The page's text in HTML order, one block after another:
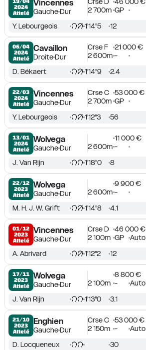
2024
Attelé
Vincennes
GaucheDur
2 700m GP
Y. Lebourgeois 1'14''5 12
06/04
2024
Attelé
Cavaillon
DroiteDur
Crse F
21 000 €
2 600m -
D. Békaert 1'14''9 2.4
22/03
2024
Attelé
Vincennes
GaucheDur
Crse C
53 000 €
2 700m GP
Y. Lebourgeois 1'12''3 56
13/01
2024
Attelé
Wolvega
GaucheDur
11 000 €
2 600m -
J. Van Rijn 1'18''0 8
22/12
2023
Attelé
Wolvega
GaucheDur
9 900 €
2 600m -
M. H. J. W. Grift 1'14''8 4.1
01/12
2023
Attelé
Vincennes
GaucheDur
Crse D
46 000 €
2 100m GP Auto
A. Abrivard 1'12''2 12
17/11
2023
Attelé
Wolvega
GaucheDur
8 800 €
2 100m - Auto
J. Van Rijn 1'13''0 3.1
21/10
2023
Attelé
Enghien
GaucheDur
Crse C
53 000 €
2 150m -
Auto
D. Locqueneux 30